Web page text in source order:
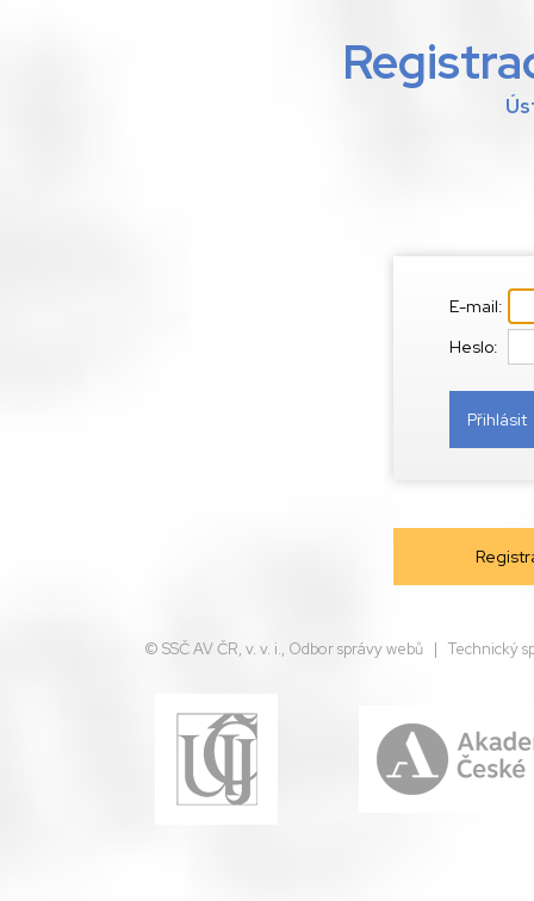
E-mail:
Heslo:
© SSČ AV ČR, v. v. i., Odbor správy webů | Technický